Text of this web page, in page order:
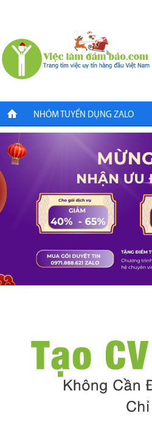
NHÓM TUYỂN DỤNG ZALO